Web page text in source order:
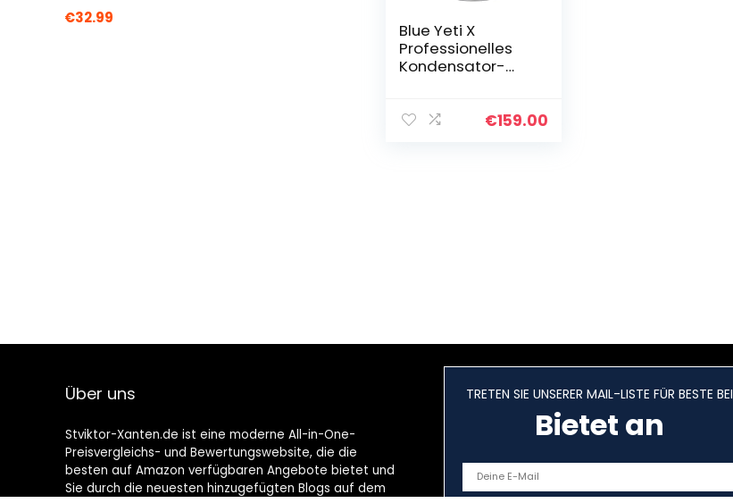
€32.99
Blue Yeti X
Professionelles
Kondensator-
Messung und Blue
€159.00
Über uns
Stviktor-Xanten.de ist eine moderne All-in-One-
Preisvergleichs- und Bewertungswebsite, die die
besten auf Amazon verfügbaren Angebote bietet und
Sie durch die neuesten hinzugefügten Blogs auf dem
TRETEN SIE UNSERER MAIL-LISTE FÜR BESTE BEI
Bietet an